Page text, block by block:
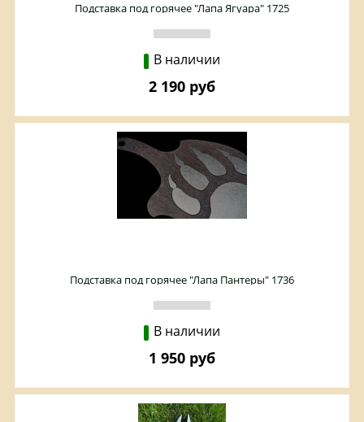
Подставка под горячее "Лапа Ягуара" 1725
В наличии
2 190 руб
Подставка под горячее "Лапа Пантеры" 1736
В наличии
1 950 руб